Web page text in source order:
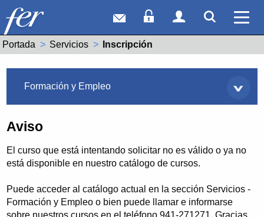
Correo webAcceso Socios
Acceso
Portada Servicios Actual:
Inscripción
Formación y Empleo
Aviso
El curso que está intentando solicitar no es válido o ya no
está disponible en nuestro catálogo de cursos.
Puede acceder al catálogo actual en la sección Servicios -
Formación y Empleo o bien puede llamar e informarse
sobre nuestros cursos en el teléfono 941-271271. Gracias.